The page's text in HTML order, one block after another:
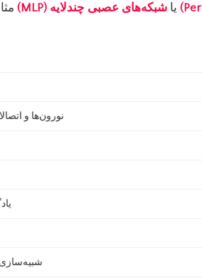
یا شبکه‌های عصبی چندلایه (MLP)
نورون‌ها و
شبیه‌سازی